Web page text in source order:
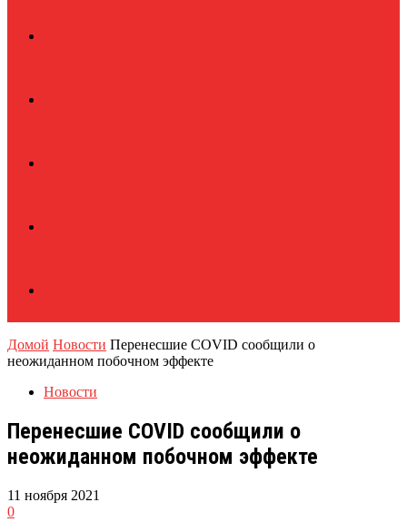
Домой Новости Перенесшие COVID сообщили о
неожиданном побочном эффекте
Новости
Перенесшие COVID сообщили о
неожиданном побочном эффекте
11 ноября 2021
0